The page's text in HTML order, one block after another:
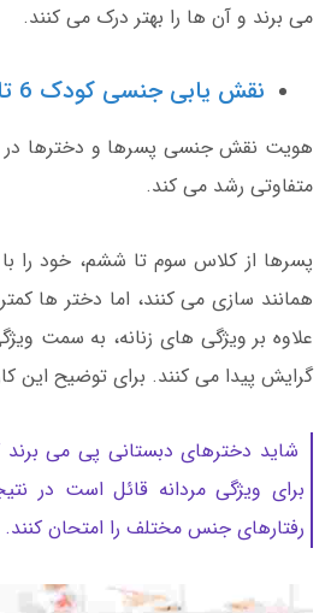
می برند و آن ها را بهتر درک می کنند.
نقش یابی جنسی کودک 6 تا 11 ساله
هویت نقش جنسی پسرها و دخترها در
متفاوتی رشد می کند.
پسرها از کلاس سوم تا ششم، خود را
همانند سازی می کنند، اما دختر ها
علاوه بر ویژگی های زنانه، به سمت
گرایش پیدا می کنند. برای توضیح این
شاید دخترهای دبستانی پی می برند
برای ویژگی مردانه قائل است در
رفتارهای جنس مختلف را امتحان کنند.